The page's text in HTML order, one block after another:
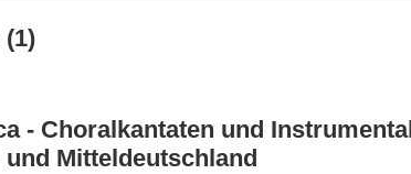
- Choralkantaten und
Mitteldeutschland